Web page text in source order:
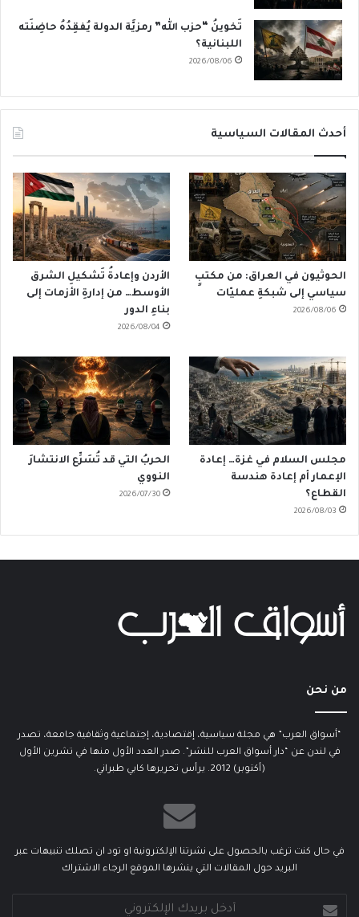
تَخوينُ “حزب الله” رمزيَّة الدولة يُفقِدُهُ حاضِنَته
اللبنانية؟
2026/08/06
أحدث المقالات السياسية
الحوثيون في العراق: من مكتبٍ
سياسي إلى شبكةِ عمليّات
2026/08/06
الأردن وإعادةُ تَشكيلِ الشرق
الأوسط… من إدارةِ الأزمات إلى
بناءِ الدور
2026/08/04
مجلس السلام في غزة… إعادة
الإعمار أم إعادة هندسة
القطاع؟
2026/08/03
الحربُ التي قد تُسَرِّع الانتشارَ
النووي
2026/07/30
من نحن
“أسواق العرب” هي مجلة سياسية، إقتصادية، إجتماعية وثقافية جامعة، تصدر
في لندن عن “دار أسواق العرب للنشر”. صدر العدد الأول منها في تشرين الأول
(أكتوبر) 2012. يرأس تحريرها كابي طبراني.
في حال كنت ترغب بالحصول على نشرتنا الإلكترونية او تود ان تصلك تنبيهات عبر
البريد حول المقالات التي ينشرها الموقع الرجاء الاشتراك